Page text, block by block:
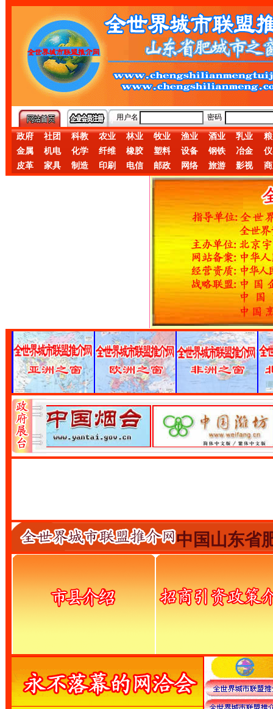
用户名 密码
政府 社团 科教 农业 林业 牧业 渔业 酒业 乳业
金属
机电 化学 纤维 橡胶 塑料 设备 钢铁 冶金
皮革
家具 制造 印刷 电信 邮政 网络 旅游 影视
中国山东省